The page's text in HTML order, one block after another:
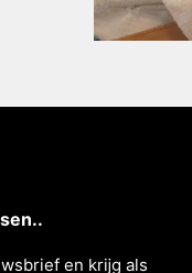
en krĳg als